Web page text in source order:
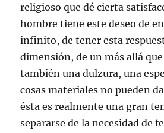
religioso que dé cierta
hombre tiene este deseo de
infinito, de tener esta
dimensión, de un más allá que
también una dulzura, una
cosas materiales no pueden
ésta es realmente una gran
separarse de la necesidad de